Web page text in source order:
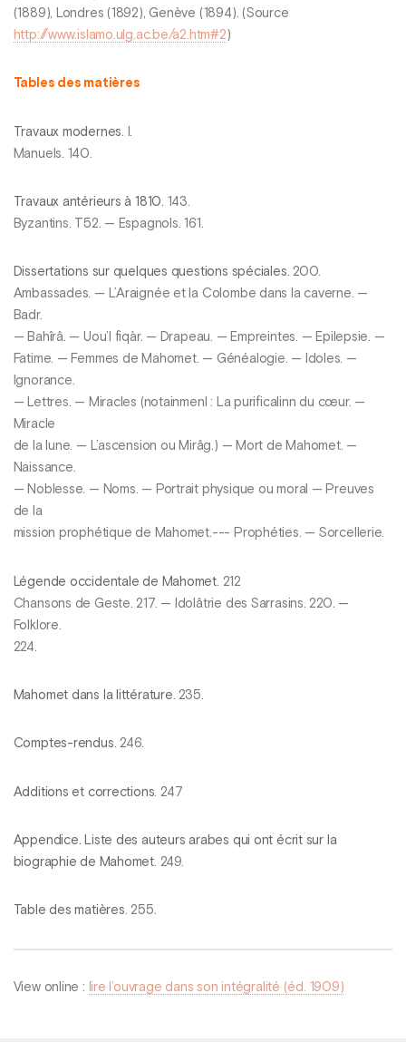
(1889), Londres (1892), Genève (1894). (Source
http://www.islamo.ulg.ac.be/a2.htm#2 )
Tables des matières
Travaux modernes
Manuels. 140.
Travaux antérieurs à 1810. 143.
Byzantins. T52. — Espagnols. 161.
Dissertations sur quelques questions spéciales. 200.
Ambassades. — L’Araignée et la Colombe dans la caverne. —
Badr.
— Bahîrâ. — Uou’l fiqàr. — Drapeau. — Empreintes. — Epilepsie. —
Fatime. — Femmes de Mahomet. — Généalogie. — Idoles. —
Ignorance.
— Lettres. — Miracles (notainmenl : La purificalinn du cœur. —
Miracle
de la lune. — L’ascension ou Mirâg.) — Mort de Mahomet. —
Naissance.
— Noblesse. — Noms. — Portrait physique ou moral — Preuves
de la
mission prophétique de Mahomet.--- Prophéties. — Sorcellerie.
Légende occidentale de Mahomet . 212
Chansons de Geste. 217. — Idolâtrie des Sarrasins. 220. —
Folklore.
224.
Mahomet dans la littérature. 235.
Comptes-rendus. 246.
Additions et corrections . 247
Appendice. Liste des auteurs arabes qui ont écrit sur la
biographie de Mahomet. 249.
Table des matières. 255.
View online : lire l’ouvrage dans son intégralité (éd. 1909)